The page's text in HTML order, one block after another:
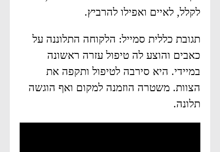
לקלל, לאיים ואפילו להרביץ.
תגובת כללית סמייל: הלקוחה התלוננה על
כאבים והוצע לה טיפול עזרה ראשונה
במיידי. היא סירבה לטיפול ותקפה את
הצוות. משטרה הוזמנה למקום ואף הוגשה
תלונה.